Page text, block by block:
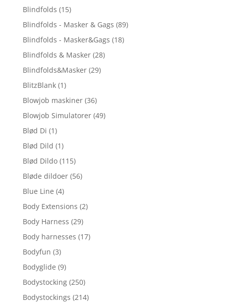
Blindfolds (15)
Blindfolds - Masker & Gags (89)
Blindfolds - Masker&Gags (18)
Blindfolds & Masker (28)
Blindfolds&Masker (29)
BlitzBlank (1)
Blowjob maskiner (36)
Blowjob Simulatorer (49)
Blød Di (1)
Blød Dild (1)
Blød Dildo (115)
Bløde dildoer (56)
Blue Line (4)
Body Extensions (2)
Body Harness (29)
Body harnesses (17)
Bodyfun (3)
Bodyglide (9)
Bodystocking (250)
Bodystockings (214)